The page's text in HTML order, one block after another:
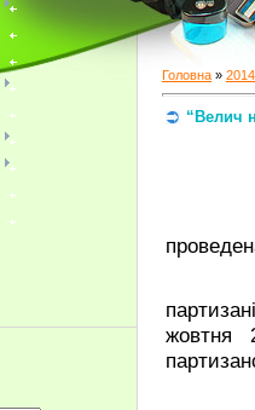
Головна » 2014
“Велич
жовтня